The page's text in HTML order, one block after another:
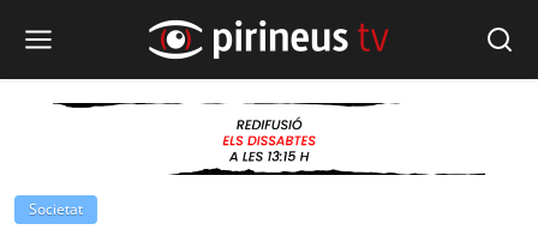
Societat